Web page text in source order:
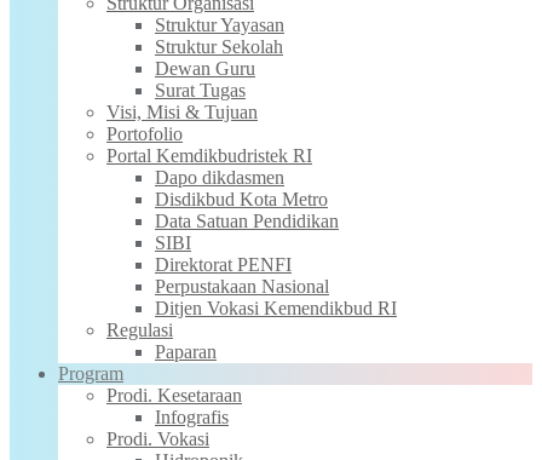
Struktur Yayasan
Struktur Sekolah
Dewan Guru
Surat Tugas
Visi, Misi & Tujuan
Portofolio
Portal Kemdikbudristek RI
Dapo dikdasmen
Disdikbud Kota Metro
Data Satuan Pendidikan
SIBI
Direktorat PENFI
Perpustakaan Nasional
Ditjen Vokasi Kemendikbud RI
Regulasi
Paparan
Program
Prodi. Kesetaraan
Infografis
Prodi. Vokasi